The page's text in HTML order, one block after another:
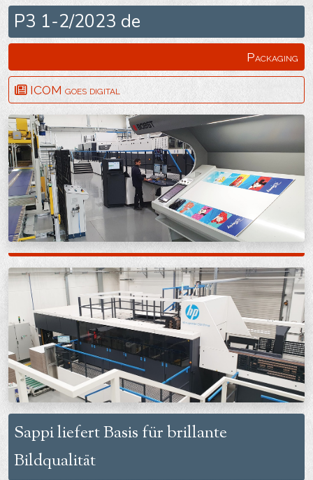
P3 1-2/2023 de
ICOM goes digital
Packaging
Sappi liefert Basis für brillante
Bildqualität